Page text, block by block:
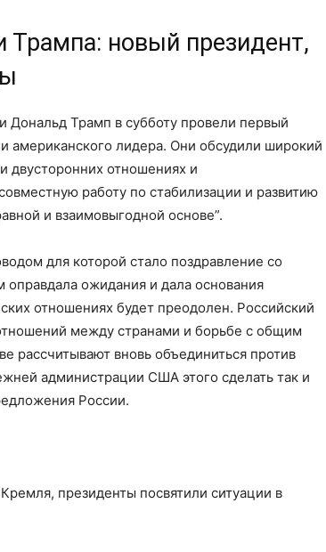
Трампа: новый президент,
Трамп в субботу провели первый
американского лидера. Они обсудили широкий
двусторонних отношениях и
работу по стабилизации и развитию
и взаимовыгодной основе”.
для которой стало поздравление со
ожидания и дала основания
отношениях будет преодолен. Российский
между странами и борьбе с общим
рассчитывают вновь объединиться против
администрации США этого сделать так и
России.
президенты посвятили ситуации в